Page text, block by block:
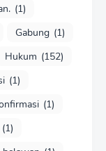
(1)
Gabung (1)
Hukum (152)
(1)
(1)
(1)